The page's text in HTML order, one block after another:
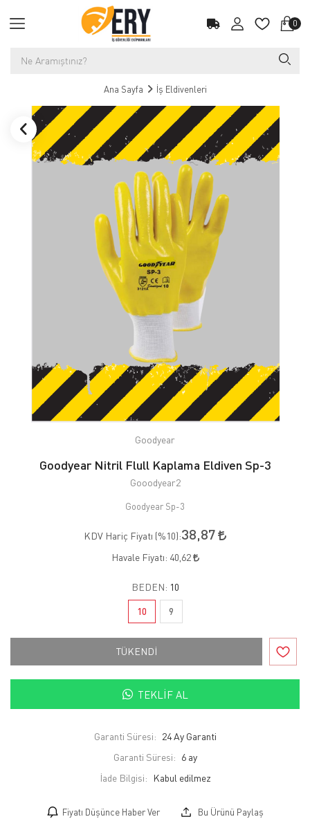
0
Ana Sayfa İş Eldivenleri
Goodyear
Goodyear Nitril Flull Kaplama Eldiven Sp-3
Gooodyear2
Goodyear Sp-3
KDV Hariç Fiyatı (%10):38,87
Havale Fiyatı: 40,62
BEDEN: 10
10 9
TÜKENDİ
TEKLIF AL
Garanti Süresi: 24 Ay Garanti
Garanti Süresi: 6 ay
İade Bilgisi:
Fiyatı Düşünce Haber Ver Bu Ürünü Paylaş